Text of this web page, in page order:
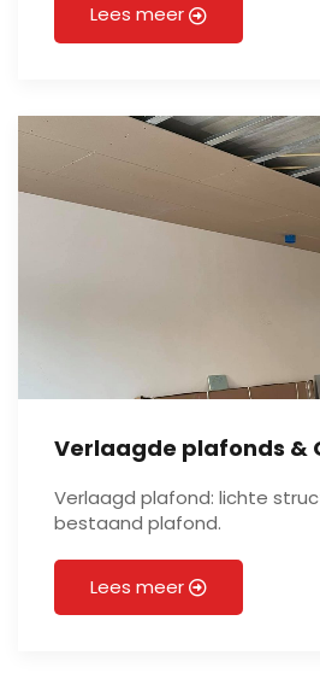
Lees meer
Verlaagde plafonds &
Verlaagd plafond: lichte
bestaand plafond.
Lees meer